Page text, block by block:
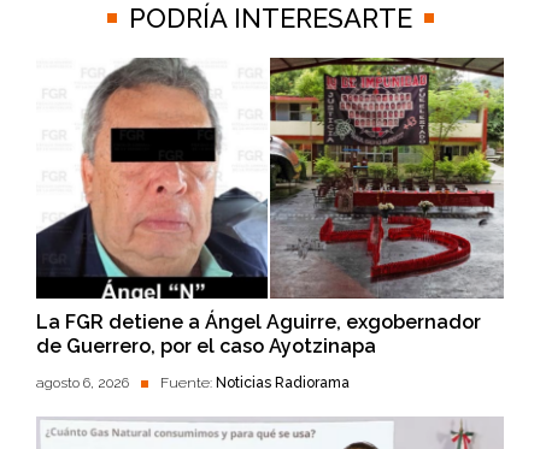
PODRÍA INTERESARTE
La FGR detiene a Ángel Aguirre, exgobernador
de Guerrero, por el caso Ayotzinapa
agosto 6, 2026 Fuente: Noticias Radiorama